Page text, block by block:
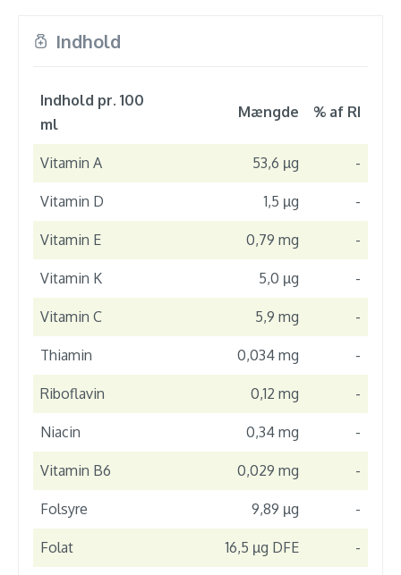
Indhold
Indhold pr. 100
ml
Mængde % af RI
Vitamin A 53,6 µg -
Vitamin D 1,5 µg -
Vitamin E 0,79 mg -
Vitamin K 5,0 µg -
Vitamin C 5,9 mg -
Thiamin 0,034 mg -
Riboflavin 0,12 mg -
Niacin 0,34 mg -
Vitamin B6 0,029 mg -
Folsyre 9,89 µg -
Folat 16,5 µg DFE -